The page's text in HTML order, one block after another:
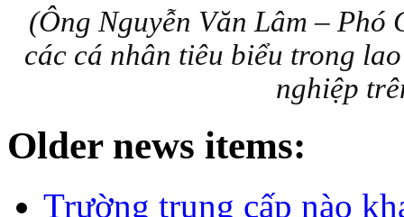
(Ông Nguyễn Văn Lâm – Phó
các cá nhân tiêu biểu trong
nghiệp
Older news items:
Trường trung cấp nào